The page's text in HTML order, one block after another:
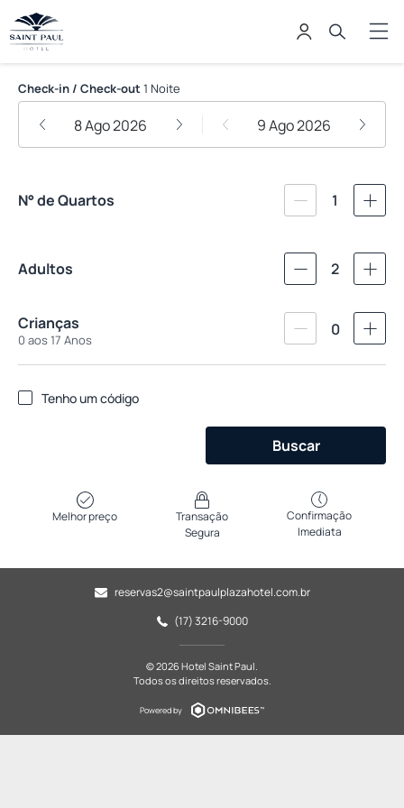
Hotel Saint Paul
Check-in / Check-out 1 Noite
8 Ago 2026 9 Ago 2026
N° de Quartos 1
Adultos 2
Crianças
0 aos 17 Anos
0
Tenho um código
Buscar
Melhor preço
Transação
Segura
Confirmação
Imediata
reservas2@saintpaulplazahotel.com.br
(17) 3216-9000
© 2026 Hotel Saint Paul.
Todos os direitos reservados.
Powered by